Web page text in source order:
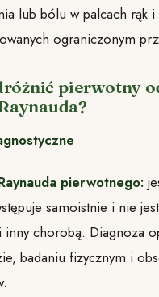
lub bólu w palcach rąk i
ograniczonym
pierwotny
pierwotnego:
samoistnie i nie
inny chorobą. Diagnoza
badaniu fizycznym i